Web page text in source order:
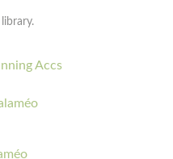
Accs